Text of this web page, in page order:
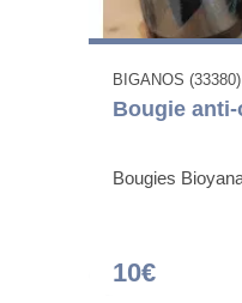
BIGANOS (33380)
Bougie
Bougies
10€